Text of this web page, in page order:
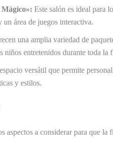
Este salón es ideal para
un área de juegos interactiva.
una amplia variedad de
niños entretenidos durante toda la
versátil que permite
y estilos.
aspectos a considerar para que la